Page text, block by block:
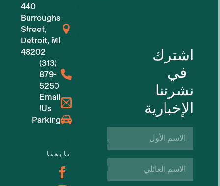
اشترك
في
نشرتنا
الإخبارية
الاسم
الأول*
اسم
العائلة*
للشركات الناشئة في مجال التكنولوجيا
الفعاليات القادمة
دعم الأعمال والموارد
الوظائف
440
Burroughs
Street,
Detroit, MI
48202
(313)
879-
5250
Email
Us!
Parking
تابعنا